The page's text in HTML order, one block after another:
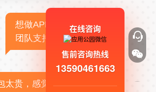
想做APP，但没有技术
团队支持
太贵，感觉不
在线咨询
售前咨询热线
13590461663